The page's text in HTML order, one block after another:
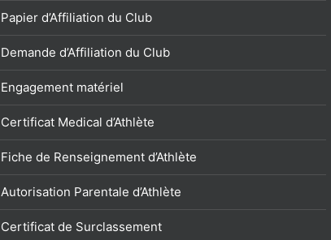
Papier d’Affiliation du Club
Demande d’Affiliation du Club
Engagement matériel
Certificat Medical d’Athlète
Fiche de Renseignement d’Athlète
Autorisation Parentale d’Athlète
Certificat de Surclassement